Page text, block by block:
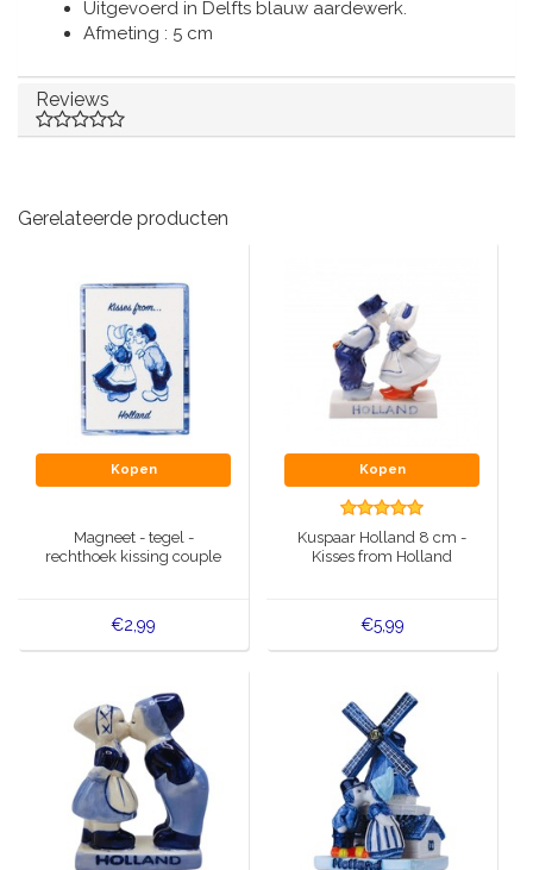
Koninghuis artikelen
Peper en Zout stelletjes
Speelkaarten
Delfts blauwe magneten
Delfts blauwe Fashionitems
Uitgevoerd in Delfts blauw aardewerk.
Afmeting : 5 cm
Reviews
Gerelateerde producten
Kopen
Magneet - tegel -
rechthoek kissing couple
€2,99
Kopen
Kuspaar Holland 8 cm -
Kisses from Holland
€5,99